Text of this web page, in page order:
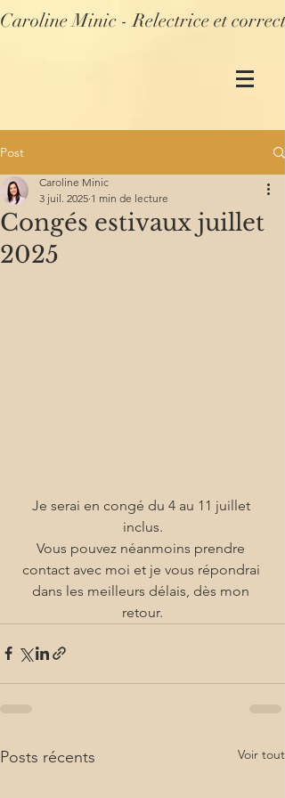
Caroline Minic - Relectrice et
Post
Congés estivaux juillet
2025
Caroline Minic
3 juil. 2025 1 min de lecture
Je serai en congé du 4 au 11 juillet
inclus.
Vous pouvez néanmoins prendre
contact avec moi et je vous répondrai
dans les meilleurs délais, dès mon
retour.
Posts récents Voir tout